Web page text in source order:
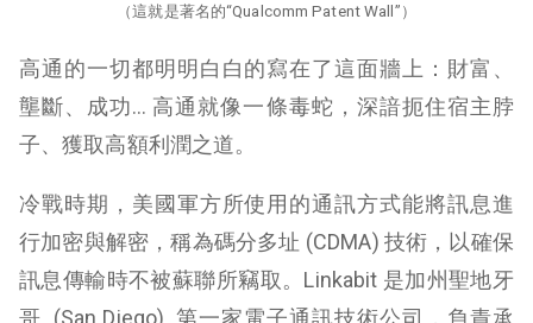
（這就是著名的“Qualcomm Patent Wall”）
高通的一切都明明白白的寫在了這面牆上：財富、
壟斷、成功… 高通就像一條毒蛇，深諳扼住宿主脖
子、獲取高額利潤之道。
冷戰時期，美國軍方所使用的通訊方式能將訊息進
行加密與解密，稱為碼分多址 (CDMA) 技術，以確保
訊息傳輸時不被蘇聯所竊取。 Linkabit 是加州聖地牙